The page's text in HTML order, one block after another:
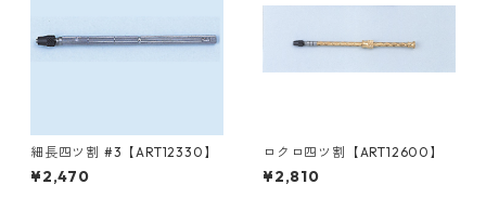
細長四ツ割 #3【ART12330】
¥2,470
ロクロ四ツ割【ART12600】
¥2,810